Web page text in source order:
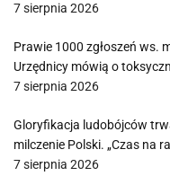
7 sierpnia 2026
Prawie 1000 zgłoszeń ws.
Urzędnicy mówią o
7 sierpnia 2026
Gloryfikacja ludobójców
milczenie Polski. „Czas na
7 sierpnia 2026